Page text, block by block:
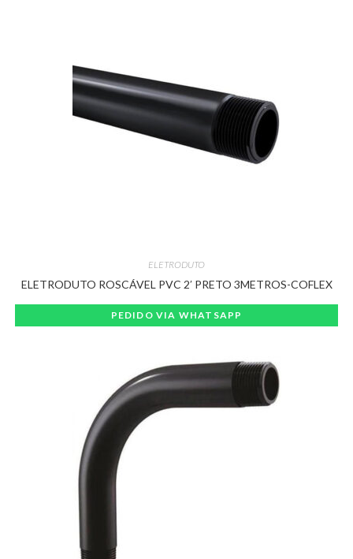
ELETRODUTO
ELETRODUTO ROSCÁVEL PVC 2′ PRETO 3METROS-COFLEX
PEDIDO VIA WHATSAPP